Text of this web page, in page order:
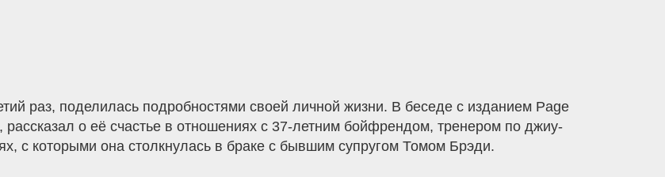
раз, поделилась подробностями своей личной жизни. В беседе с изданием Page
рассказал о её счастье в отношениях с 37-летним бойфрендом, тренером по джиу-
с которыми она столкнулась в браке с бывшим супругом Томом Брэди.